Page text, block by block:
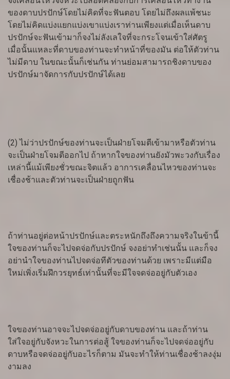
ของดาบปรปักษ์โดยไม่คิดที่จะฟันตอบ โดยไม่ถึงผลแพ้ชนะ
โดยไม่คิดแบ่งแยกแบ่งเขาแบ่งเราท่านเพียงแต่เมื่อเห็นดาบ
ปรปักษ์จะฟันเข้ามาก็จงไม่ลังเลใจที่จะกระโจนเข้าใส่ศัตรู
เมื่อนั้นแหละที่ดาบของท่านจะทำหน้าที่ของมัน ต่อให้ตัวท่าน
ไม่มีดาบ ในขณะนั้นก็เช่นกัน ท่านย่อมสามารถชิงดาบของ
ปรปักษ์มาจัดการกับปรปักษ์ได้เลย
(2) ไม่ว่าปรปักษ์ของท่านจะเป็นฝ่ายโจมตีเข้ามาหรือตัวท่าน
จะเป็นฝ่ายโจมตีออกไป ถ้าหากใจของท่านยังมัวพะวงกับเรื่อง
เหล่านี้แม้เพียงชั่วขณะจิตแล้ว อาการเคลื่อนไหวของท่านจะ
เชื่องช้าและตัวท่านจะเป็นฝ่ายถูกฟัน
ถ้าท่านอยู่ต่อหน้าปรปักษ์และตระหนักถึงถึงความจริงในข้านี้
ใจของท่านก็จะไปจดจ่อกับปรปักษ์ จงอย่าทำเช่นนั้น และก็จง
อย่านำใจของท่านไปจดจ่อทีตัวของท่านด้วย เพราะมีแต่มือ
ใหม่เพิ่งเริ่มฝึกวรยุทธ์เท่านั้นที่จะมีใจจดจ่ออยู่กับตัวเอง
ใจของท่านอาจจะไปจดจ่ออยู่กับดาบของท่าน และถ้าท่าน
ใส่ใจอยู่กับจังหวะในการต่อสู้ ใจของท่านก็จะไปจดจ่ออยู่กับ
ดาบหรือจดจ่ออยู่กับอะไรก็ตาม มันจะทำให้ท่านเชื่องช้าลงงุ่ม
งามลง